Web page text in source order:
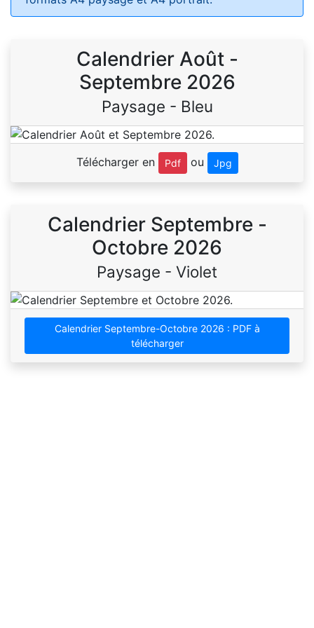
Calendrier Août -
Septembre 2026
Paysage - Bleu
Télécharger en Pdf ou Jpg
Calendrier Septembre -
Octobre 2026
Paysage - Violet
Calendrier Septembre-Octobre 2026 : PDF à
télécharger